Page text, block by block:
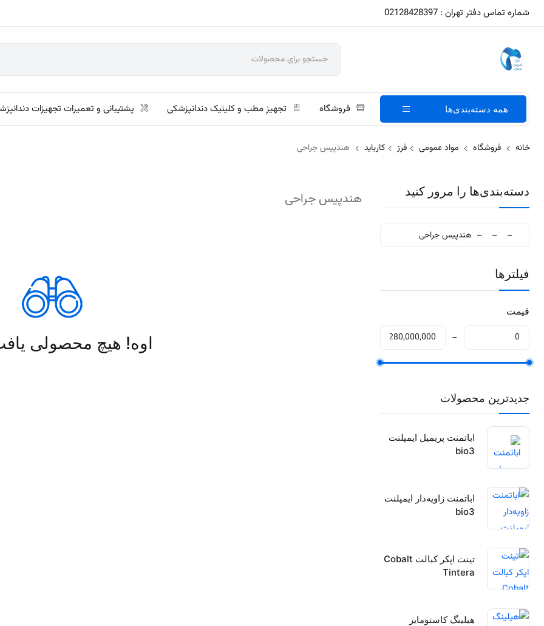
شماره تماس دفتر تهران : 02128428397
همه دسته‌بندی‌ها فروشگاه تجهیز مطب و کلینیک دندانپزشکی پشتیبانی و تعمیرات تجهیزات
خانه فروشگاه مواد عمومی فرز کارباید هندپیس جراحی
دسته‌بندی‌ها را مرور کنید
فیلترها
قیمت
جدیدترین محصولات
اباتمنت پریمیل ایمپلنت
bio3
اباتمنت زاویه‌دار ایمپلنت
bio3
تینت اپکر کبالت Cobalt
Tintera
هیلینگ کاستومایز
هندپیس جراحی
اوه! هیچ محصولی